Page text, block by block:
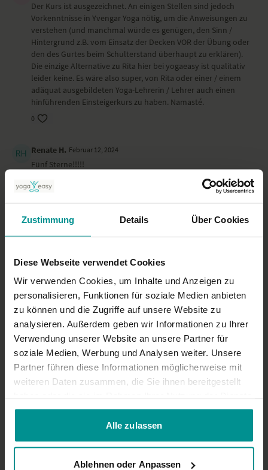
Zustimmung Details Über Cookies
Diese Webseite verwendet Cookies
Wir verwenden Cookies, um Inhalte und Anzeigen zu
personalisieren, Funktionen für soziale Medien anbieten
zu können und die Zugriffe auf unsere Website zu
analysieren. Außerdem geben wir Informationen zu Ihrer
Verwendung unserer Website an unsere Partner für
soziale Medien, Werbung und Analysen weiter. Unsere
Partner führen diese Informationen möglicherweise mit
weiteren Daten zusammen, die Sie ihnen bereitgestellt
gesammelt haben.
Alle zulassen
Ablehnen oder Anpassen
Der Kurs ist ausgezeichnet. An einigen Stellen sind jedoch
Vorkenntnisse in Yvengar Yoga nötig, um die Anweisungen zu
verstehen (und manchmal würde es genügen, den Sinn /
Hintergrund z.B. vom Einsatz der Decken VOR der Übung oder
den des Gurtes beim Schulterstand überhaupt zu erklären).
Die einzige Alternative zu Rita hier bei yogaeasy ist qualitativ
leider keine. Es wäre also super, von Rita oder einer / einem
adäquat ausgebildeten Yoga-Lehrerin / Lehrer auch einen
hinführenden Einsteigerkurs zu haben. Namasté.
0
Renate H. Februar 12, 2024
Fünf Sterne!!!!!
0
Sehr, sehr gut!!! Einfach mein Yogastil :-)
0
Sandra Dezember 28, 2022
Top
0
Ähnliche Videos